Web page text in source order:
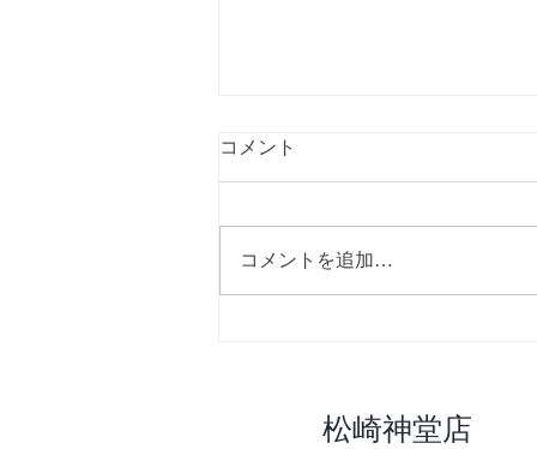
コメント
コメントを追加…
​松崎神堂店